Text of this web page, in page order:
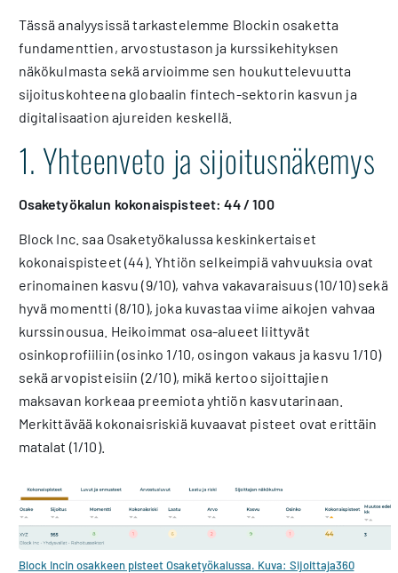
Tässä analyysissä tarkastelemme Blockin osaketta
fundamenttien, arvostustason ja kurssikehityksen
näkökulmasta sekä arvioimme sen houkuttelevuutta
sijoituskohteena globaalin fintech-sektorin kasvun ja
digitalisaation ajureiden keskellä.
1. Yhteenveto ja sijoitusnäkemys
Osaketyökalun kokonaispisteet: 44 / 100
Block Inc. saa Osaketyökalussa keskinkertaiset
kokonaispisteet (44). Yhtiön selkeimpiä vahvuuksia ovat
erinomainen kasvu (9/10), vahva vakavaraisuus (10/10) sekä
hyvä momentti (8/10), joka kuvastaa viime aikojen vahvaa
kurssinousua. Heikoimmat osa-alueet liittyvät
osinkoprofiiliin (osinko 1/10, osingon vakaus ja kasvu 1/10)
sekä arvopisteisiin (2/10), mikä kertoo sijoittajien
maksavan korkeaa preemiota yhtiön kasvutarinaan.
Merkittävää kokonaisriskiä kuvaavat pisteet ovat erittäin
matalat (1/10).
Block Incin osakkeen pisteet Osaketyökalussa. Kuva: Sijoittaja360